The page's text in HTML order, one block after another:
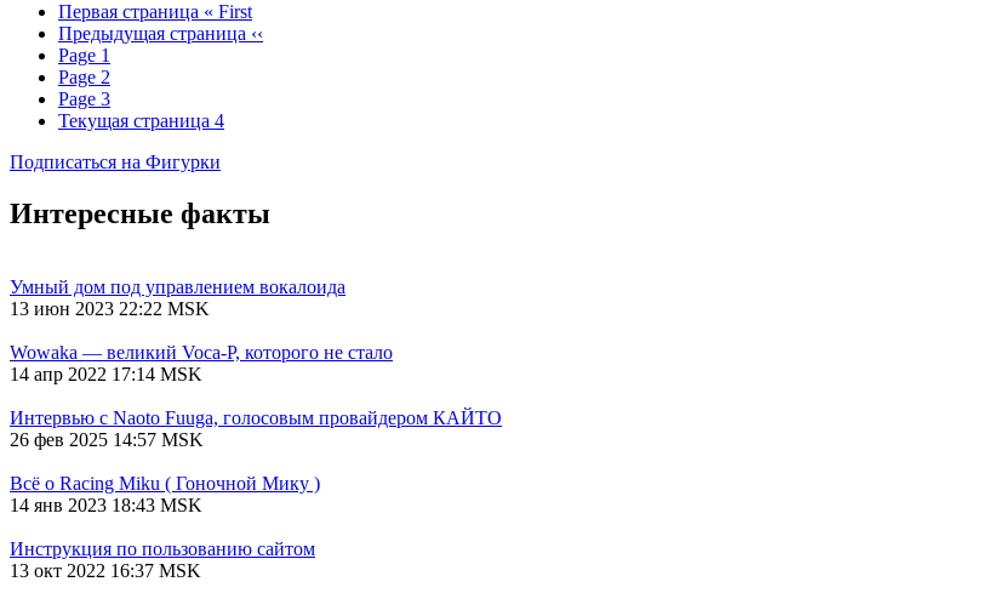
Первая страница « First
Предыдущая страница ‹‹
Page 1
Page 2
Page 3
Текущая страница 4
Подписаться на Фигурки
Интересные факты
Умный дом под управлением вокалоида
13 июн 2023 22:22 MSK
Wowaka — великий Voca-P, которого не стало
14 апр 2022 17:14 MSK
Интервью с Naoto Fuuga, голосовым провайдером КАЙТО
26 фев 2025 14:57 MSK
Всё о Racing Miku ( Гоночной Мику )
14 янв 2023 18:43 MSK
Инструкция по пользованию сайтом
13 окт 2022 16:37 MSK